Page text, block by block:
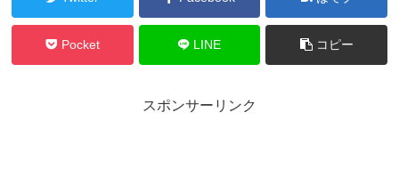
Pocket LINE コピー
スポンサーリンク